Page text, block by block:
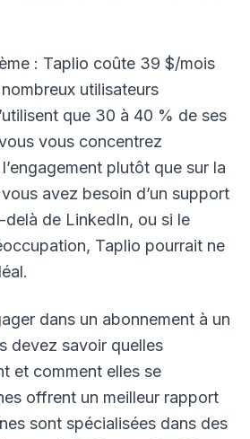
: Taplio coûte 39 $/mois
utilisateurs
que 30 à 40 % de ses
vous concentrez
plutôt que sur la
avez besoin d’un support
de LinkedIn, ou si le
Taplio pourrait ne
dans un abonnement à un
devez savoir quelles
et comment elles se
offrent un meilleur rapport
sont spécialisées dans des